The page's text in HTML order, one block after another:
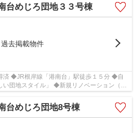
台めじろ団地３３号棟
過去掲載物件
済 ◆JR根岸線「港南台」駅徒歩１５分 ◆自
い団地スタイル」 ◆新規リノベーション（令
台めじろ団地8号棟